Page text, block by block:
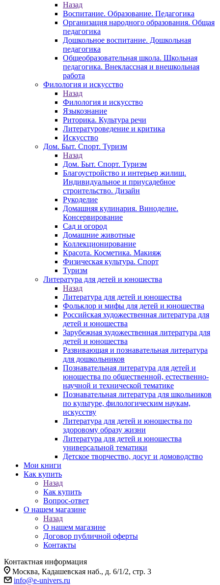
Назад
Воспитание. Образование. Педагогика
Организация народного образования. Общая
педагогика
Дошкольное воспитание. Дошкольная
педагогика
Общеобразовательная школа. Школьная
педагогика. Внеклассная и внешкольная
работа
Филология и искусство
Назад
Филология и искусство
Языкознание
Риторика. Культура речи
Литературоведение и критика
Искусство
Дом. Быт. Спорт. Туризм
Назад
Дом. Быт. Спорт. Туризм
Благоустройство и интерьер жилищ.
Индивидуальное и приусадебное
строительство. Дизайн
Рукоделие
Домашняя кулинария. Виноделие.
Консервирование
Сад и огород
Домашние животные
Коллекционирование
Красота. Косметика. Макияж
Физическая культура. Спорт
Туризм
Литература для детей и юношества
Назад
Литература для детей и юношества
Фольклор и мифы для детей и юношества
Российская художественная литература для
детей и юношества
Зарубежная художественная литература для
детей и юношества
Развивающая и познавательная литература
для дошкольников
Познавательная литература для детей и
юношества по общественной, естественно-
научной и технической тематике
Познавательная литература для школьников
по культуре, филологическим наукам,
искусству
Литература для детей и юношества по
здоровому образу жизни
Литература для детей и юношества
универсальной тематики
Детское творчество, досуг и домоводство
Мои книги
Как купить
Назад
Как купить
Вопрос-ответ
О нашем магазине
Назад
О нашем магазине
Договор публичной оферты
Контакты
Контактная информация
Москва, Кадашевская наб., д. 6/1/2, стр. 3
info@e-univers.ru